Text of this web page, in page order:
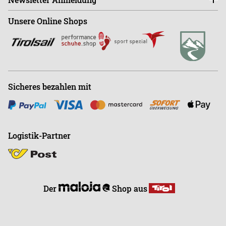
Shop+43 (0)664-88363270
Büro+43 (0)676-9408501
Sa - Mo ist der Shop GESCHLOSSEN!
Unsere Online Shops
Sicheres bezahlen mit
Logistik-Partner
Der Shop aus